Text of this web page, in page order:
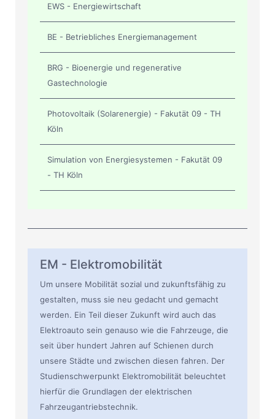
EWS - Energiewirtschaft
BE - Betriebliches Energiemanagement
BRG - Bioenergie und regenerative
Gastechnologie
Photovoltaik (Solarenergie) - Fakutät 09 - TH
Köln
Simulation von Energiesystemen - Fakutät 09
- TH Köln
EM - Elektromobilität
Um unsere Mobilität sozial und zukunftsfähig zu
gestalten, muss sie neu gedacht und gemacht
werden. Ein Teil dieser Zukunft wird auch das
Elektroauto sein genauso wie die Fahrzeuge, die
seit über hundert Jahren auf Schienen durch
unsere Städte und zwischen diesen fahren. Der
Studienschwerpunkt Elektromobilität beleuchtet
hierfür die Grundlagen der elektrischen
Fahrzeugantriebstechnik.